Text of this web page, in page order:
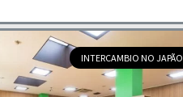
INTERCAMBIO NO JAPÃO